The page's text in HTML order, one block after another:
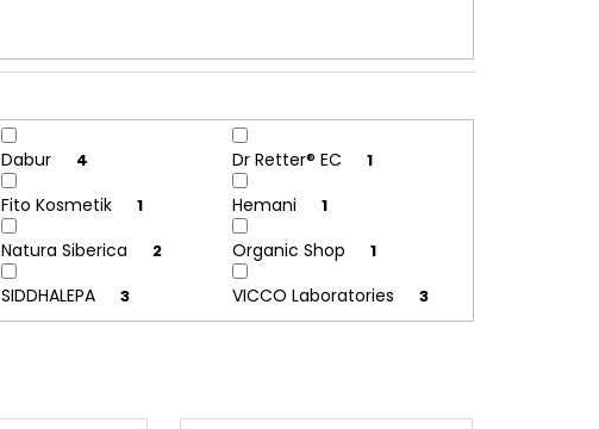
Dabur 4 Dr Retter® EC 1
Fito Kosmetik 1 Hemani 1
Natura Siberica 2 Organic Shop 1
SIDDHALEPA 3 VICCO Laboratories 3